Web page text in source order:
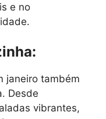
e no
janeiro também
Desde
vibrantes,